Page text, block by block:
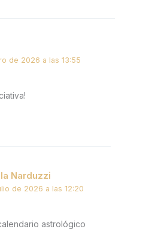
de 2026 a las 13:55
Narduzzi
de 2026 a las 12:20
astrológico